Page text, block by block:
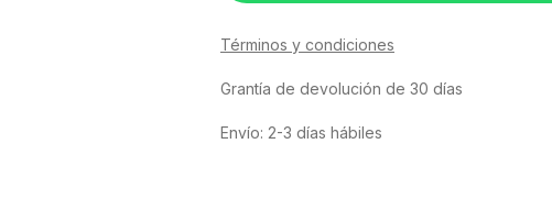
Términos y condiciones
Grantía de devolución de 30 días
Envío: 2-3 días hábiles